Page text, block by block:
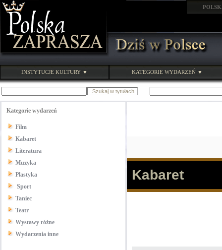
INSTYTUCJE KULTURY ▼ KATEGORIE WYDARZEŃ ▼
Kategorie wydarzeń
Film
Kabaret
Literatura
Muzyka
Plastyka
Sport
Taniec
Teatr
Wystawy różne
Wydarzenia inne
Kabaret